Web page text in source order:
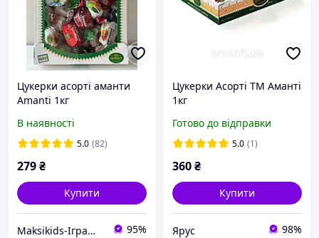
Цукерки асорті аманти
Amanti 1кг
В наявності
5.0 (82)
279₴
Купити
Maksikids-Іграшки та товари для дітей 95%
Цукерки Асорті ТМ Аманті
1кг
Готово до відправки
5.0 (1)
360₴
Купити
Ярус 98%